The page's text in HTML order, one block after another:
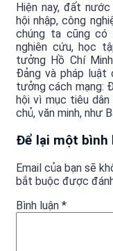
Hiện nay, đất
hội nhập, công
chúng ta cũng có
nghiên cứu, học
tưởng Hồ Chí
Đảng và pháp luật
tưởng cách mạng:
hội vì mục tiêu dân
chủ, văn minh, như
Để lại một bình
Email của bạn sẽ
bắt buộc được
Bình luận *